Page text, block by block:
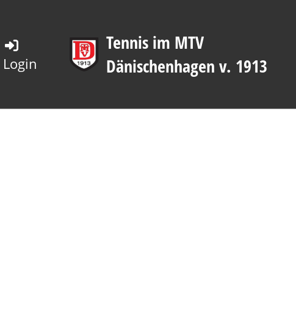
Login
Tennis im MTV
Dänischenhagen v. 1913